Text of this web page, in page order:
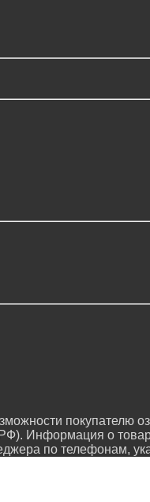
покупателю
Информация о
по телефонам,